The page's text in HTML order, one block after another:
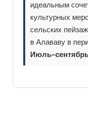
идеальным
культурных
сельских
в Алававу в